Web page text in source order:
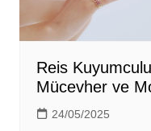
Reis
Mücevher ve
24/05/2025